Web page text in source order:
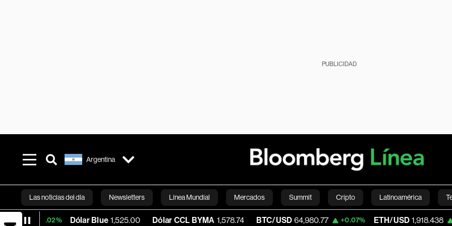
PUBLICIDAD
Argentina
Las noticias del día Newsletters Línea Mundial Mercados Summit Cripto Latinoamérica
Bloomberg Green Economía Estilo de vida Mundo Videos
Dólar Blue 1,525.00 Dólar CCL BYMA 1,578.74 BTC/USD 64,980.77 +0.07% ETH/USD 1,918.438 +0.23%